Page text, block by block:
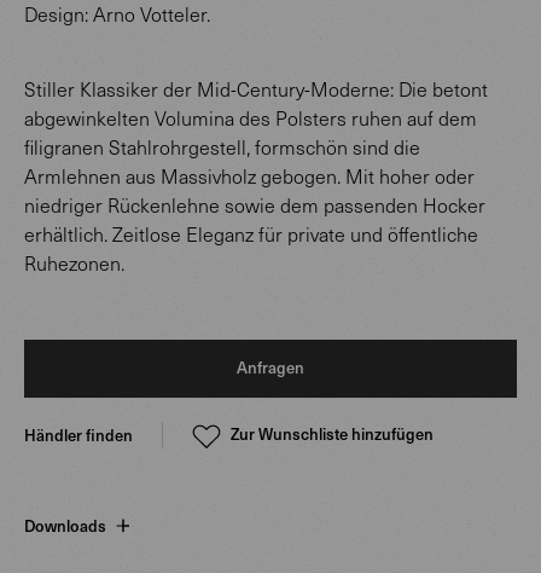
Design:Arno Votteler.
Stiller Klassiker der Mid-Century-Moderne: Die betont
abgewinkelten Volumina des Polsters ruhen auf dem
filigranen Stahlrohrgestell, formschön sind die
Armlehnen aus Massivholz gebogen. Mit hoher oder
niedriger Rückenlehne sowie dem passenden Hocker
erhältlich. Zeitlose Eleganz für private und öffentliche
Ruhezonen.
Anfragen
Händler finden Zur Wunschliste hinzufügen
Downloads